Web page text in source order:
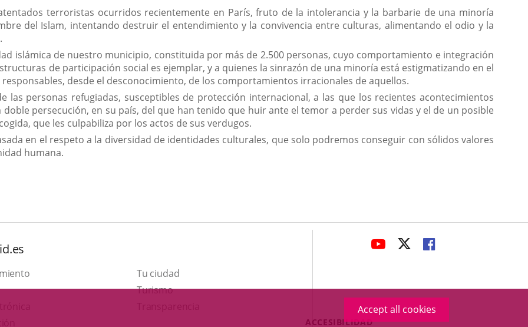
Accept all cookies
terroristas ocurridos recientemente en París, fruto de la intolerancia y la barbarie de una minoría
del Islam, intentando destruir el entendimiento y la convivencia entre culturas, alimentando el odio y la
islámica de nuestro municipio, constituida por más de 2.500 personas, cuyo comportamiento e integración
de participación social es ejemplar, y a quienes la sinrazón de una minoría está estigmatizando en el
desde el desconocimiento, de los comportamientos irracionales de aquellos.
las personas refugiadas, susceptibles de protección internacional, a las que los recientes acontecimientos
persecución, en su país, del que han tenido que huir ante el temor a perder sus vidas y el de un posible
que les culpabiliza por los actos de sus verdugos.
en el respeto a la diversidad de identidades culturales, que solo podremos conseguir con sólidos valores
humana.
Tu ciudad
TurismoThis
LINK
APPLICATION.
LINK
APPLICATION.
LINK
APPLICATION.
Menú
ACCESIBILIDAD